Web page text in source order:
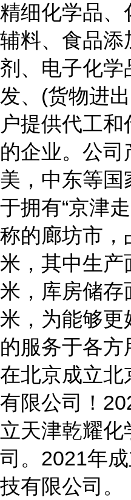
精细化学品、
辅料、食品添
剂、电子化学
发、(货物进
户提供代工
的企业。公司
美，中东等国
于拥有“京津
称的廊坊市，
米，其中生产
米，库房储存
米，为能够更
的服务于各
在北京成立北
有限公司！
立天津乾耀
司。2021年
技有限公司。